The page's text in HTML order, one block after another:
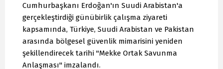
Cumhurbaşkanı Erdoğan'ın Suudi Arabistan'a
gerçekleştirdiği günübirlik çalışma ziyareti
kapsamında, Türkiye, Suudi Arabistan ve Pakistan
arasında bölgesel güvenlik mimarisini yeniden
şekillendirecek tarihi "Mekke Ortak Savunma
Anlaşması" imzalandı.